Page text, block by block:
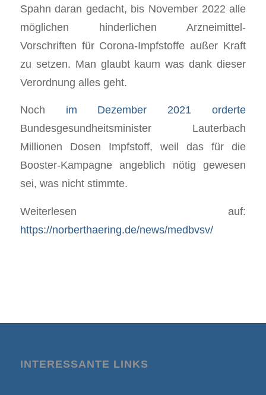
Spahn daran gedacht, bis November 2022 alle
möglichen hinderlichen Arzneimittel-
Vorschriften für Corona-Impfstoffe außer Kraft
zu setzen. Man glaubt kaum was dank dieser
Verordnung alles geht.
Noch im Dezember 2021 orderte
Bundesgesundheitsminister Lauterbach
Millionen Dosen Impfstoff, weil das für die
Booster-Kampagne angeblich nötig gewesen
sei, was nicht stimmte.
Weiterlesen auf:
https://norberthaering.de/news/medbvsv/
INTERESSANTE LINKS